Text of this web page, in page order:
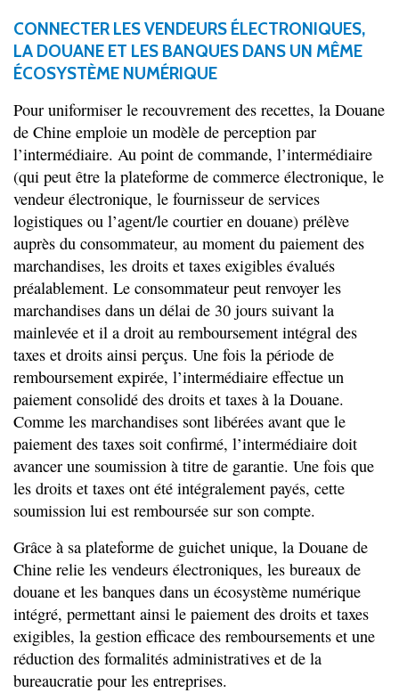
CONNECTER LES VENDEURS ÉLECTRONIQUES,
LA DOUANE ET LES BANQUES DANS UN MÊME
ÉCOSYSTÈME NUMÉRIQUE
Pour uniformiser le recouvrement des recettes, la Douane
de Chine emploie un modèle de perception par
l’intermédiaire. Au point de commande, l’intermédiaire
(qui peut être la plateforme de commerce électronique, le
vendeur électronique, le fournisseur de services
logistiques ou l’agent/le courtier en douane) prélève
auprès du consommateur, au moment du paiement des
marchandises, les droits et taxes exigibles évalués
préalablement. Le consommateur peut renvoyer les
marchandises dans un délai de 30 jours suivant la
mainlevée et il a droit au remboursement intégral des
taxes et droits ainsi perçus. Une fois la période de
remboursement expirée, l’intermédiaire effectue un
paiement consolidé des droits et taxes à la Douane.
Comme les marchandises sont libérées avant que le
paiement des taxes soit confirmé, l’intermédiaire doit
avancer une soumission à titre de garantie. Une fois que
les droits et taxes ont été intégralement payés, cette
soumission lui est remboursée sur son compte.
Grâce à sa plateforme de guichet unique, la Douane de
Chine relie les vendeurs électroniques, les bureaux de
douane et les banques dans un écosystème numérique
intégré, permettant ainsi le paiement des droits et taxes
exigibles, la gestion efficace des remboursements et une
réduction des formalités administratives et de la
bureaucratie pour les entreprises.